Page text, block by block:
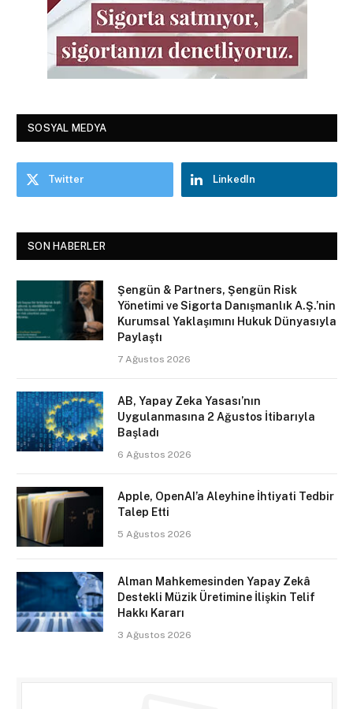
SOSYAL MEDYA
Twitter LinkedIn
SON HABERLER
Şengün & Partners, Şengün Risk
Yönetimi ve Sigorta Danışmanlık A.Ş.’nin
Kurumsal Yaklaşımını Hukuk Dünyasıyla
Paylaştı
7 Ağustos 2026
AB, Yapay Zeka Yasası’nın
Uygulanmasına 2 Ağustos İtibarıyla
Başladı
6 Ağustos 2026
Apple, OpenAI’a Aleyhine İhtiyati Tedbir
Talep Etti
5 Ağustos 2026
Alman Mahkemesinden Yapay Zekâ
Destekli Müzik Üretimine İlişkin Telif
Hakkı Kararı
3 Ağustos 2026